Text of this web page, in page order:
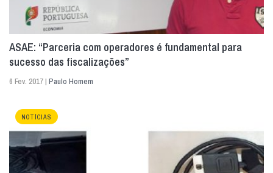
ASAE: “Parceria com operadores é fundamental para
sucesso das fiscalizações”
6 Fev. 2017 | Paulo Homem
NOTÍCIAS